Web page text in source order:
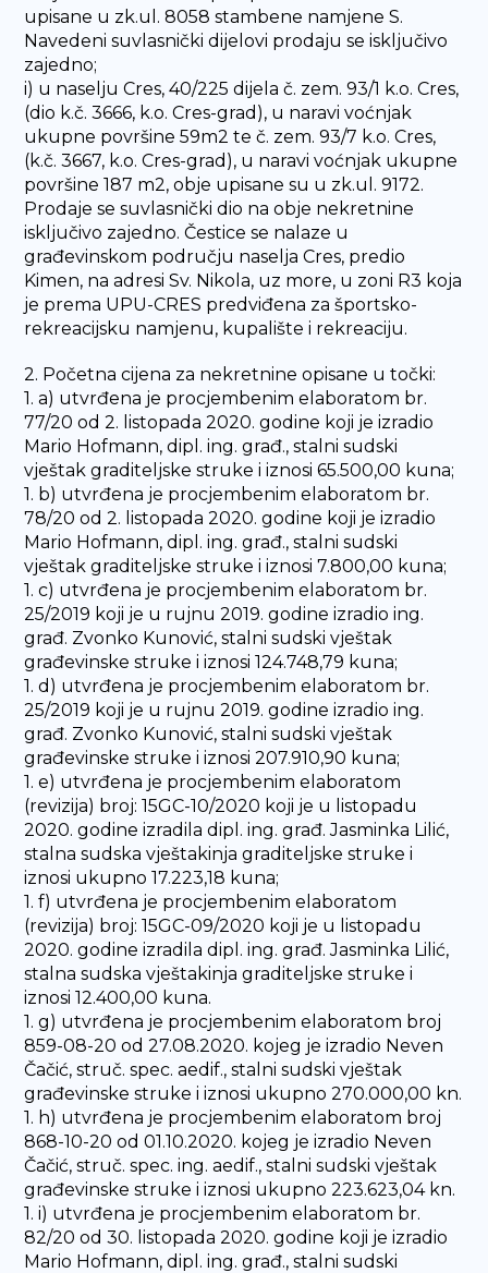
upisane u zk.ul. 8058 stambene namjene S.
Navedeni suvlasnički dijelovi prodaju se isključivo
zajedno;
i) u naselju Cres, 40/225 dijela č. zem. 93/1 k.o. Cres,
(dio k.č. 3666, k.o. Cres-grad), u naravi voćnjak
ukupne površine 59m2 te č. zem. 93/7 k.o. Cres,
(k.č. 3667, k.o. Cres-grad), u naravi voćnjak ukupne
površine 187 m2, obje upisane su u zk.ul. 9172.
Prodaje se suvlasnički dio na obje nekretnine
isključivo zajedno. Čestice se nalaze u
građevinskom području naselja Cres, predio
Kimen, na adresi Sv. Nikola, uz more, u zoni R3 koja
je prema UPU-CRES predviđena za športsko-
rekreacijsku namjenu, kupalište i rekreaciju.
2. Početna cijena za nekretnine opisane u točki:
1. a) utvrđena je procjembenim elaboratom br.
77/20 od 2. listopada 2020. godine koji je izradio
Mario Hofmann, dipl. ing. građ., stalni sudski
vještak graditeljske struke i iznosi 65.500,00 kuna;
1. b) utvrđena je procjembenim elaboratom br.
78/20 od 2. listopada 2020. godine koji je izradio
Mario Hofmann, dipl. ing. građ., stalni sudski
vještak graditeljske struke i iznosi 7.800,00 kuna;
1. c) utvrđena je procjembenim elaboratom br.
25/2019 koji je u rujnu 2019. godine izradio ing.
građ. Zvonko Kunović, stalni sudski vještak
građevinske struke i iznosi 124.748,79 kuna;
1. d) utvrđena je procjembenim elaboratom br.
25/2019 koji je u rujnu 2019. godine izradio ing.
građ. Zvonko Kunović, stalni sudski vještak
građevinske struke i iznosi 207.910,90 kuna;
1. e) utvrđena je procjembenim elaboratom
(revizija) broj: 15GC-10/2020 koji je u listopadu
2020. godine izradila dipl. ing. građ. Jasminka Lilić,
stalna sudska vještakinja graditeljske struke i
iznosi ukupno 17.223,18 kuna;
1. f) utvrđena je procjembenim elaboratom
(revizija) broj: 15GC-09/2020 koji je u listopadu
2020. godine izradila dipl. ing. građ. Jasminka Lilić,
stalna sudska vještakinja graditeljske struke i
iznosi 12.400,00 kuna.
1. g) utvrđena je procjembenim elaboratom broj
859-08-20 od 27.08.2020. kojeg je izradio Neven
Čačić, struč. spec. aedif., stalni sudski vještak
građevinske struke i iznosi ukupno 270.000,00 kn.
1. h) utvrđena je procjembenim elaboratom broj
868-10-20 od 01.10.2020. kojeg je izradio Neven
Čačić, struč. spec. ing. aedif., stalni sudski vještak
građevinske struke i iznosi ukupno 223.623,04 kn.
1. i) utvrđena je procjembenim elaboratom br.
82/20 od 30. listopada 2020. godine koji je izradio
Mario Hofmann, dipl. ing. građ., stalni sudski